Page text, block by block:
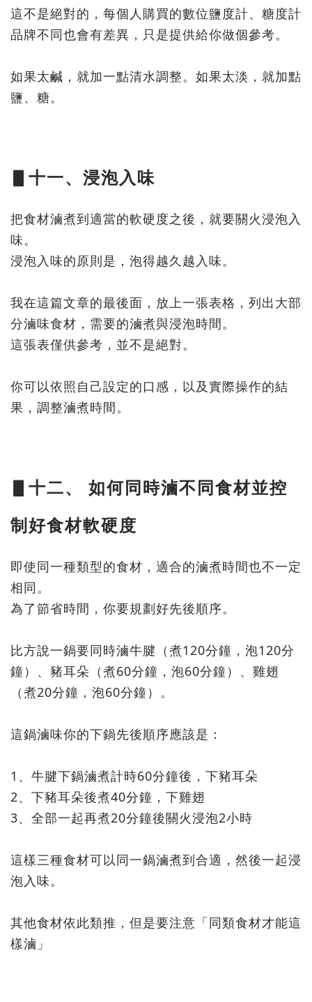
這不是絕對的，每個人購買的數位鹽度計、糖度計
品牌不同也會有差異，只是提供給你做個參考。
如果太鹹，就加一點清水調整。如果太淡，就加點
鹽、糖。
▋十一、浸泡入味
把食材滷煮到適當的軟硬度之後，就要關火浸泡入
味。
浸泡入味的原則是，泡得越久越入味。
我在這篇文章的最後面，放上一張表格，列出大部
分滷味食材，需要的滷煮與浸泡時間。
這張表僅供參考，並不是絕對。
你可以依照自己設定的口感，以及實際操作的結
果，調整滷煮時間。
▋十二、 如何同時滷不同食材並控
制好食材軟硬度
即使同一種類型的食材，適合的滷煮時間也不一定
相同。
為了節省時間，你要規劃好先後順序。
比方說一鍋要同時滷牛腱（煮120分鐘，泡120分
鐘）、豬耳朵（煮60分鐘，泡60分鐘）、雞翅
（煮20分鐘，泡60分鐘）。
這鍋滷味你的下鍋先後順序應該是：
1、牛腱下鍋滷煮計時60分鐘後，下豬耳朵
2、下豬耳朵後煮40分鐘，下雞翅
3、全部一起再煮20分鐘後關火浸泡2小時
這樣三種食材可以同一鍋滷煮到合適，然後一起浸
泡入味。
其他食材依此類推，但是要注意「同類食材才能這
樣滷」